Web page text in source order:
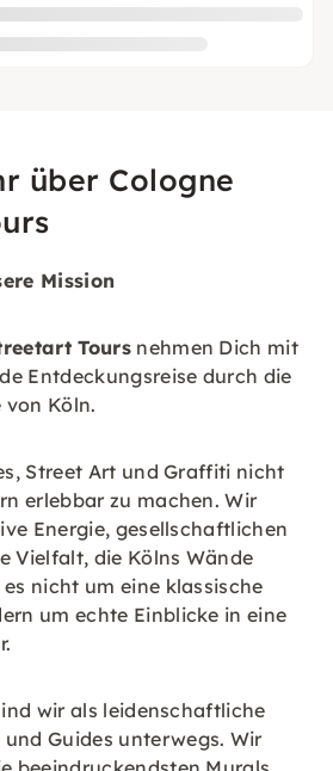
über Cologne
Mission
Toursnehmen Dich mit
Entdeckungsreise durch die
von Köln.
Street Art und Graffiti nicht
erlebbar zu machen. Wir
Energie, gesellschaftlichen
Vielfalt, die Kölns Wände
nicht um eine klassische
um echte Einblicke in eine
wir als leidenschaftliche
Guides unterwegs. Wir